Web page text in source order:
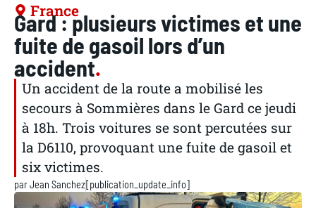
France
Gard : plusieurs victimes et une
fuite de gasoil lors d’un
accident.
Un accident de la route a mobilisé les
secours à Sommières dans le Gard ce jeudi
à 18h. Trois voitures se sont percutées sur
la D6110, provoquant une fuite de gasoil et
six victimes.
parJean Sanchez[publication_update_info]